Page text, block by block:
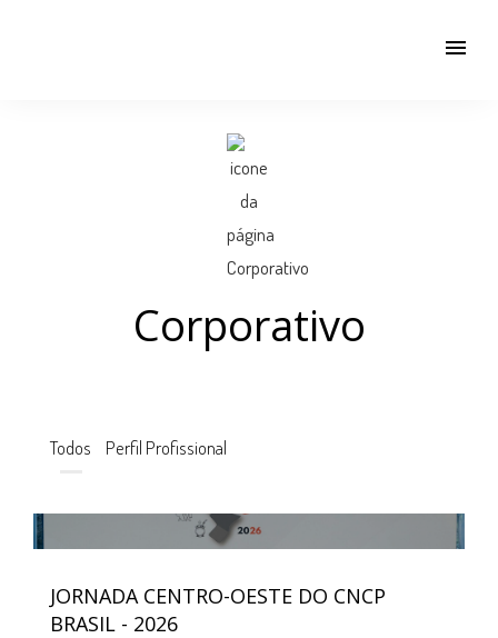
menu
Corporativo
Todos Perfil Profissional
JORNADA CENTRO-OESTE DO CNCP
BRASIL - 2026